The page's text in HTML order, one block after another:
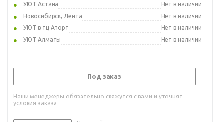
УЮТ Астана
Нет в наличии
Новосибирск, Лента
Нет в наличии
УЮТ в тц Апорт
Нет в наличии
УЮТ Алматы
Нет в наличии
Под заказ
Наши менеджеры обязательно свяжутся с вами и уточнят
условия заказа